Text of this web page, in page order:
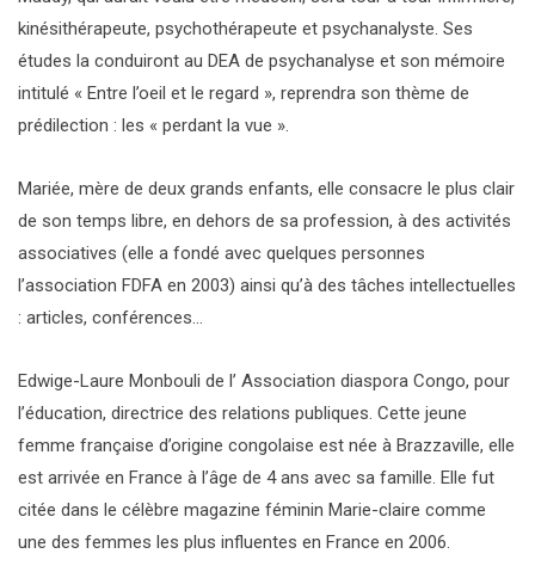
kinésithérapeute, psychothérapeute et psychanalyste. Ses
études la conduiront au DEA de psychanalyse et son mémoire
intitulé « Entre l’oeil et le regard », reprendra son thème de
prédilection : les « perdant la vue ».
Mariée, mère de deux grands enfants, elle consacre le plus clair
de son temps libre, en dehors de sa profession, à des activités
associatives (elle a fondé avec quelques personnes
l’association FDFA en 2003) ainsi qu’à des tâches intellectuelles
: articles, conférences…
Edwige-Laure Monbouli de l’ Association diaspora Congo, pour
l’éducation, directrice des relations publiques. Cette jeune
femme française d’origine congolaise est née à Brazzaville, elle
est arrivée en France à l’âge de 4 ans avec sa famille. Elle fut
citée dans le célèbre magazine féminin Marie-claire comme
une des femmes les plus influentes en France en 2006.